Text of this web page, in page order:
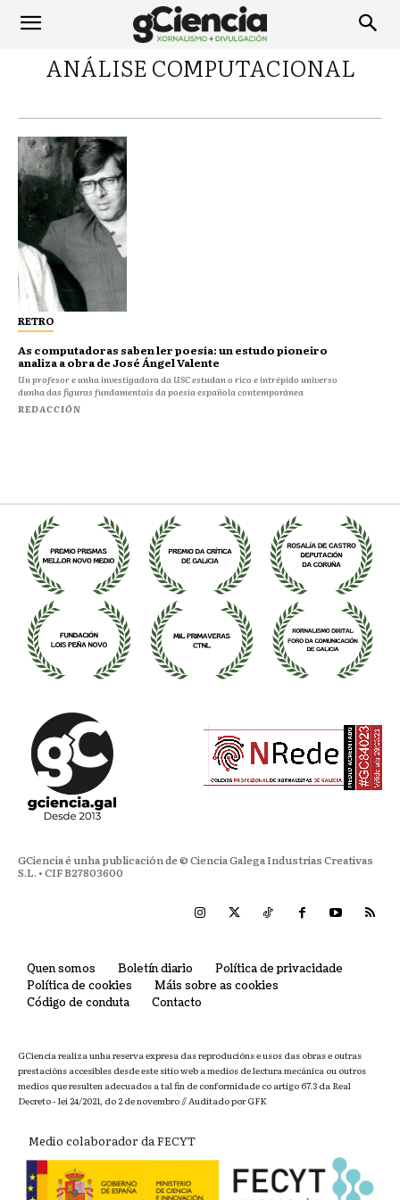
ANÁLISE COMPUTACIONAL
RETRO
As computadoras saben ler poesía: un estudo pioneiro
analiza a obra de José Ángel Valente
Un profesor e unha investigadora da USC estudan o rico e intrépido universo
dunha das figuras fundamentais da poesía española contemporánea
REDACCIÓN
GCiencia é unha publicación de © Ciencia Galega Industrias Creativas
S.L. • CIF B27803600
Quen somos Boletín diario
Política de privacidade
Política de cookies
Máis sobre as cookies
Código de conduta
Contacto
GCiencia realiza unha reserva expresa das reproducións e usos das obras e outras
prestacións accesibles desde este sitio web a medios de lectura mecánica ou outros
medios que resulten adecuados a tal fin de conformidade co artigo 67.3 da Real
Decreto - lei 24/2021, do 2 de novembro // Auditado por GFK
Medio colaborador da FECYT